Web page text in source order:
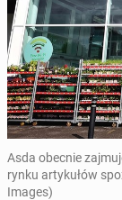
Asda obecnie
rynku artykułów
Images)